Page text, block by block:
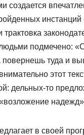
создается
инстанций
подмечено:
повернешь туда и
этот
дельных-то
«возложение
в своей